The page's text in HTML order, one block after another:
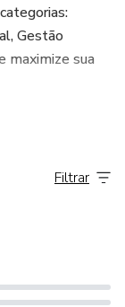
mensalidades
eficaz.
mil alunos,
Gestão
maximize sua
Filtrar